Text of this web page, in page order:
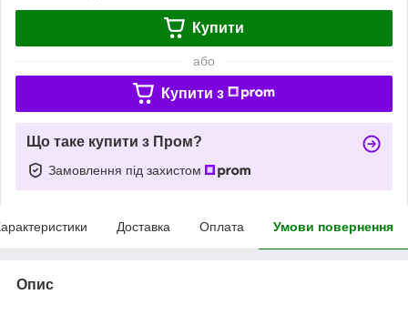
Купити
або
Купити з
Що таке купити з Пром?
Замовлення під захистом
Доставка Оплата Умови повернення
Опис